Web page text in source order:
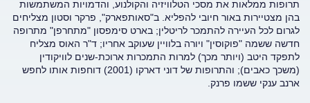
תרופות ממלאות את מסכי הטלוויזיה והקולנוע, והדמויות המשתמשות
בהן מצטיירות באור חיובי להפליא. ב"סאותפארק", פרקר וסטון מצליחים
לגרום לכל העיירה להתמכר לריטלין; בארט סימפסון "מתחרפן" מתרופה
חדשה ששמה "פוקוסין" ויורה בלוויין שעוקב אחריו; ד"ר האוס מצליח
לתפקד היטב (ויותר מכך) למרות התמכרות ארוכת-שנים לוויקודין
(משכך כאבים); והתרופות של דוני דארקו (2001) דוחפות אותו לחפש
ארנב ענקי ששמו פרנק.